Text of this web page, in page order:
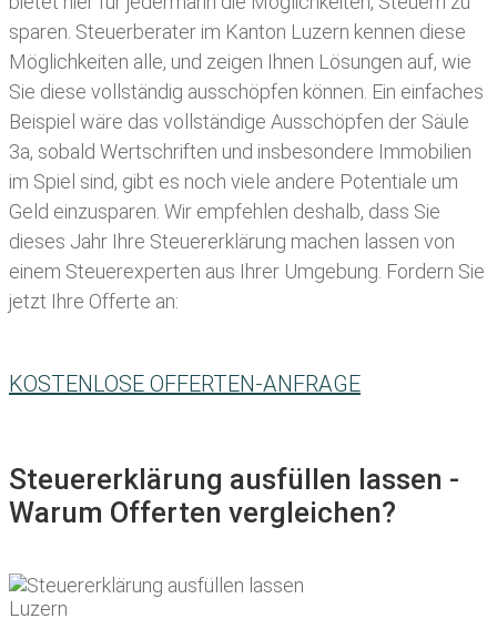
sparen. Steuerberater im Kanton Luzern kennen diese
Möglichkeiten alle, und zeigen Ihnen Lösungen auf, wie
Sie diese vollständig ausschöpfen können. Ein einfaches
Beispiel wäre das vollständige Ausschöpfen der Säule
3a, sobald Wertschriften und insbesondere Immobilien
im Spiel sind, gibt es noch viele andere Potentiale um
Geld einzusparen. Wir empfehlen deshalb, dass Sie
dieses Jahr Ihre Steuererklärung machen lassen von
einem Steuerexperten aus Ihrer Umgebung. Fordern Sie
jetzt Ihre Offerte an:
KOSTENLOSE OFFERTEN-ANFRAGE
Steuererklärung ausfüllen lassen -
Warum Offerten vergleichen?